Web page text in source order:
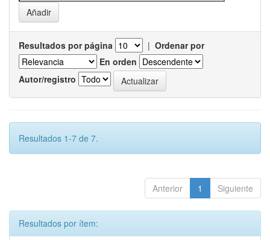
Resultados por página | Ordenar por
En orden
Autor/registro
Resultados 1-7 de 7.
Anterior 1 Siguiente
Resultados por ítem: